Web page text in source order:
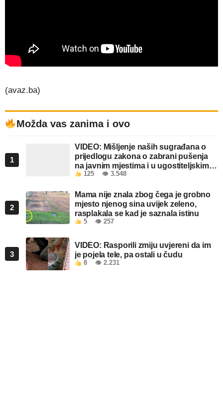
(avaz.ba)
Možda vas zanima i ovo
1
VIDEO: Mišljenje naših sugrađana o
prijedlogu zakona o zabrani pušenja
na javnim mjestima i u ugostiteljskim
objektima u FBiH
125 👁 3.548
2
Mama nije znala zbog čega je grobno
mjesto njenog sina uvijek zeleno,
rasplakala se kad je saznala istinu
5 👁 257
3
VIDEO: Rasporili zmiju uvjereni da im
je pojela tele, pa ostali u čudu
8 👁 2.231